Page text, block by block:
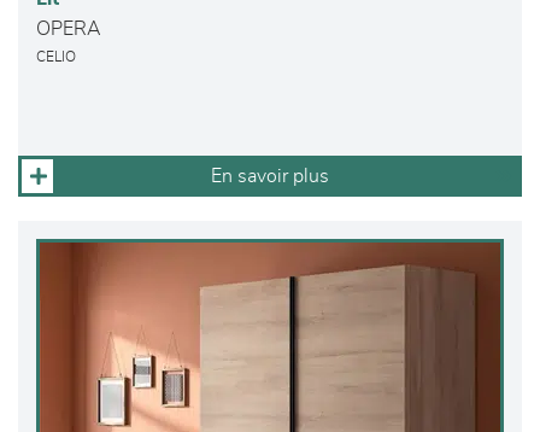
OPERA
CELIO
En savoir plus